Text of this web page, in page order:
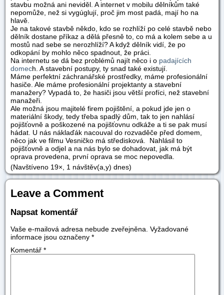
stavbu možná ani neviděl. A internet v mobilu dělníkům také
nepomůže, než si vygúglují, proč jim most padá, mají ho na
hlavě.
Je na takové stavbě někdo, kdo se rozhlíží po celé stavbě nebo
dělník dostane příkaz a dělá přesně to, co má a kolem sebe a u
mostů nad sebe se nerozhlíží? A když dělník vidí, že po
odkopání by mohlo něco spadnout, že práci.
Na internetu se dá bez problémů najít něco i o padajících
domech. A stavební postupy, ty snad také existují.
Máme perfektní záchranářské prostředky, máme profesionální
hasiče. Ale máme profesionální projektanty a stavební
manažery? Vypadá to, že hasiči jsou větší profíci, než stavební
manažeři.
Ale možná jsou majitelé firem pojištění, a pokud jde jen o
materiální škody, tedy třeba spadlý dům, tak to jen nahlásí
pojišťovně a poškozené na pojišťovnu odkáže a ti se pak musí
hádat. U nás náklaďák nacouval do rozvaděče před domem,
něco jak ve filmu Vesničko má středisková. Nahlásil to
pojišťovně a odjel a na nás bylo se dohadovat, jak má být
oprava provedena, první oprava se moc nepovedla.
(Navštíveno 19×, 1 návštěv(a,y) dnes)
Leave a Comment
Napsat komentář
Vaše e-mailová adresa nebude zveřejněna. Vyžadované
informace jsou označeny *
Komentář *